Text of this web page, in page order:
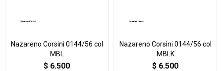
Nazareno Corsini 0144/56 col
MBL
$ 6.500
Nazareno Corsini 0144/56 col
MBLK
$ 6.500